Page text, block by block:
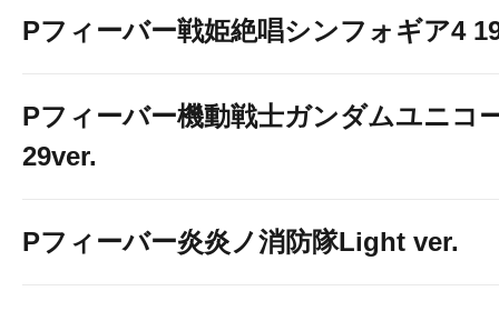
Pフィーバー戦姫絶唱シンフォギア4
Pフィーバー機動戦士ガンダムユニコ
29ver.
Pフィーバー炎炎ノ消防隊Light ver.